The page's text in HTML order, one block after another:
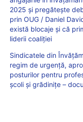
2025 și pregătește
prin OUG / Daniel
există blocaje și că
liderii coaliției
Sindicatele din
regim de urgență,
posturilor pentru
școli și grădinițe –